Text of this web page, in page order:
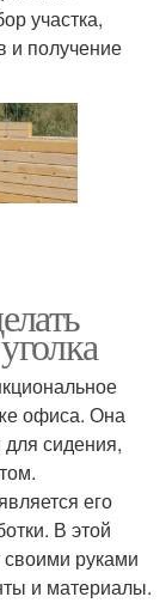
участка,
и получение
офиса. Она
сидения,
его
В этой
своими руками
и материалы.